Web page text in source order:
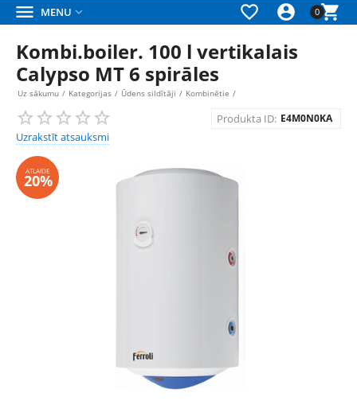
0


 MENU 
Kombi.boiler. 100 l vertikalais
Calypso MT 6 spirāles
Uz sākumu / Kategorijas / Ūdens sildītāji / Kombinētie /
Uzrakstīt atsauksmi
Produkta ID: E4M0N0KA
ATLAIDE
20%